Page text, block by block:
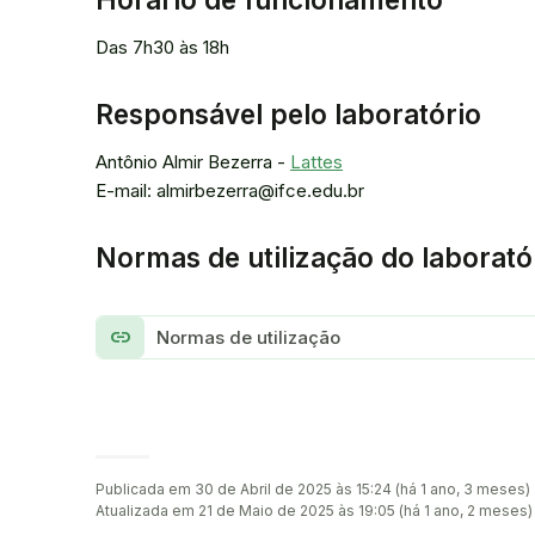
Das 7h30 às 18h
Responsável pelo laboratório
Antônio Almir Bezerra - Lattes
E-mail: almirbezerra@ifce.edu.br
Normas de utilização do
link Normas de utilização
Publicada em 30 de Abril de 2025 às 15:24 (há 1 ano, 3 meses)
Atualizada em 21 de Maio de 2025 às 19:05 (há 1 ano, 2 meses)